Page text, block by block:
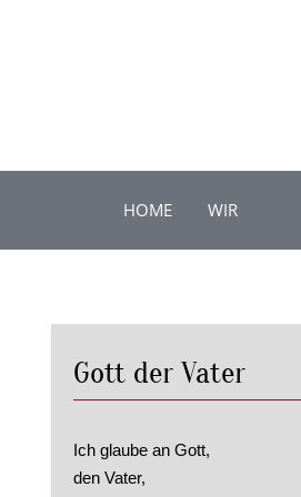
HOME WIR
Gott der Vater
Ich glaube an Gott,
den Vater,